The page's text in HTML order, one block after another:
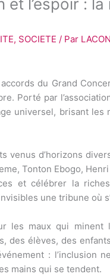
et l’espoir :
, SOCIETE / Par
du Grand
Porté par
universel, brisant
venus d’horizons
Tonton Ebogo,
et célébrer la
une tribune où
les maux qui minent
des élèves, des
: l’inclusion
mains qui se tendent.